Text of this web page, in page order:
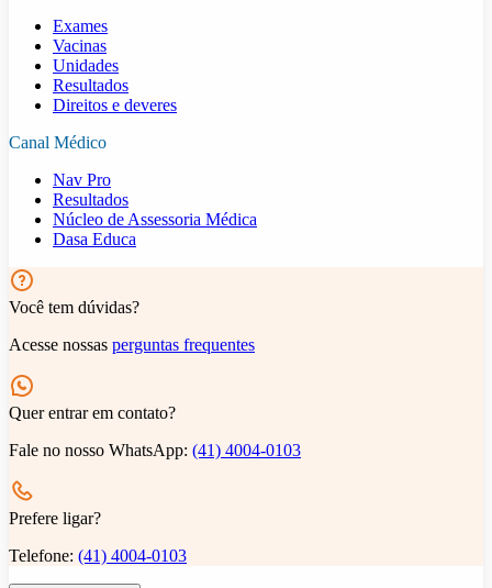
Exames
Vacinas
Unidades
Resultados
Direitos e deveres
Canal Médico
Nav Pro
Resultados
Núcleo de Assessoria Médica
Dasa Educa
Você tem dúvidas?
Acesse nossas perguntas frequentes
Quer entrar em contato?
Fale no nosso WhatsApp: (41) 4004-0103
Prefere ligar?
Telefone: (41) 4004-0103